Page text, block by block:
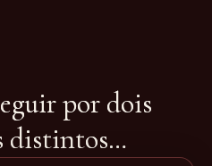
por dois
distintos…